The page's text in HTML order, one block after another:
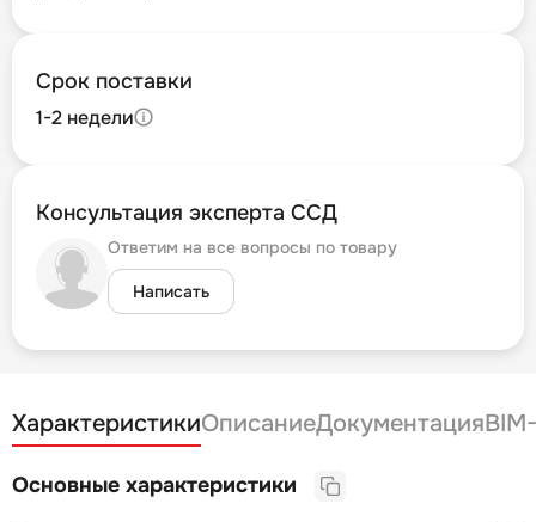
Срок поставки
1-2 недели
Консультация эксперта ССД
Ответим на все вопросы по товару
Написать
ХарактеристикиОписаниеДокументация
Основные характеристики